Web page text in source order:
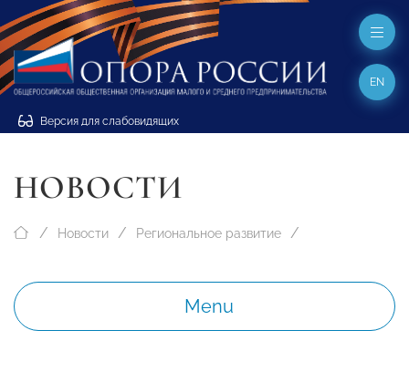
Версия для слабовидящих
EN
НОВОСТИ
Новости Региональное развитие
Menu